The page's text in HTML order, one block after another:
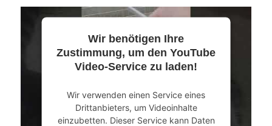
Wir benötigen Ihre
Zustimmung, um den YouTube
Video-Service zu laden!
Wir verwenden einen Service eines
Drittanbieters, um Videoinhalte
einzubetten. Dieser Service kann Daten